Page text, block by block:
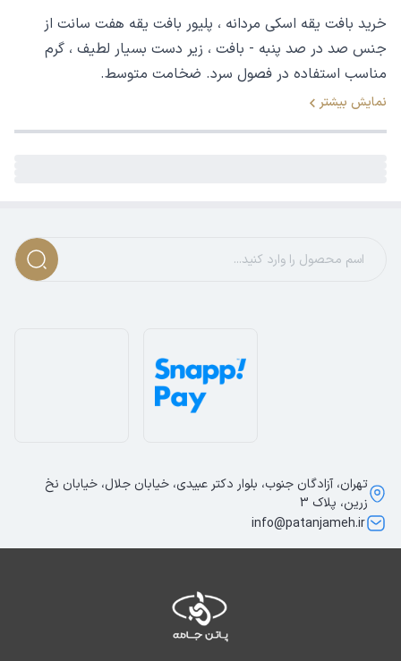
خرید بافت یقه اسکی مردانه ، پلیور بافت یقه هفت سانت از
جنس صد در صد پنبه - بافت ، زیر دست بسیار لطیف ، گرم
مناسب استفاده در فصول سرد. ضخامت متوسط.
نمایش بیشتر
تهران، آزادگان جنوب، بلوار دکتر عبیدی، خیابان جلال، خیابان نخ
زرین، پلاک 3
info@patanjameh.ir